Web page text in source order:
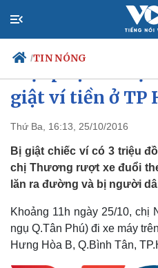
/TIN NÓNG
Chính trị
Đảng
Tổ chức nhân sự
Quốc hội
Nhận diện sự thật
giật ví tiền ở TP
Thứ Ba, 16:13, 25/10/2016
Bị giật chiếc ví có 3 triệu
chị Thương rượt xe đuổi
lăn ra đường và bị người
Khoảng 11h ngày 25/10, chị
ngụ Q.Tân Phú) đi xe máy
Hưng Hòa B, Q.Bình Tân,